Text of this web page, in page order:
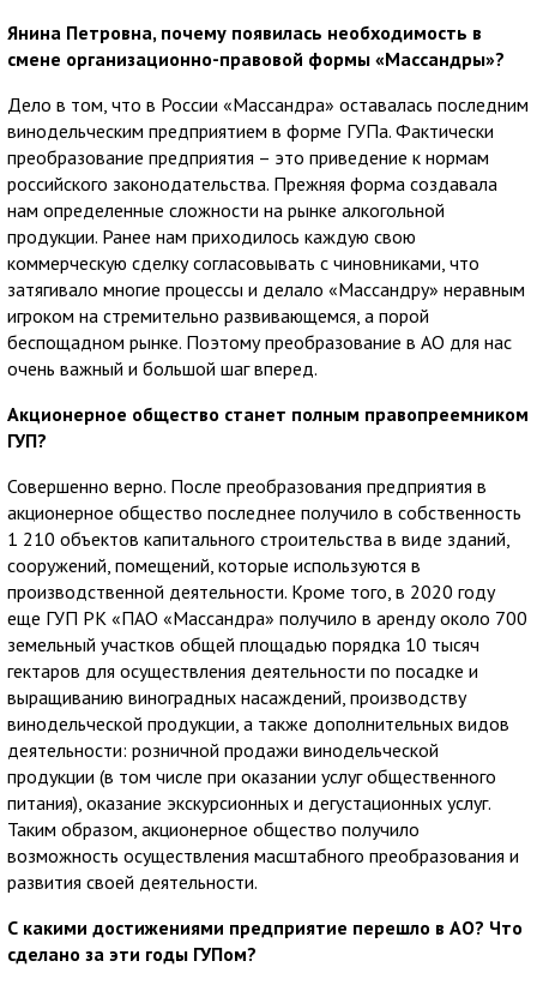
Янина Петровна, почему появилась необходимость в
смене организационно-правовой формы «Массандры»?
Дело в том, что в России «Массандра» оставалась последним
винодельческим предприятием в форме ГУПа. Фактически
преобразование предприятия – это приведение к нормам
российского законодательства. Прежняя форма создавала
нам определенные сложности на рынке алкогольной
продукции. Ранее нам приходилось каждую свою
коммерческую сделку согласовывать с чиновниками, что
затягивало многие процессы и делало «Массандру» неравным
игроком на стремительно развивающемся, а порой
беспощадном рынке. Поэтому преобразование в АО для нас
очень важный и большой шаг вперед.
Акционерное общество станет полным правопреемником
ГУП?
Совершенно верно. После преобразования предприятия в
акционерное общество последнее получило в собственность
1 210 объектов капитального строительства в виде зданий,
сооружений, помещений, которые используются в
производственной деятельности. Кроме того, в 2020 году
еще ГУП РК «ПАО «Массандра» получило в аренду около 700
земельный участков общей площадью порядка 10 тысяч
гектаров для осуществления деятельности по посадке и
выращиванию виноградных насаждений, производству
винодельческой продукции, а также дополнительных видов
деятельности: розничной продажи винодельческой
продукции (в том числе при оказании услуг общественного
питания), оказание экскурсионных и дегустационных услуг.
Таким образом, акционерное общество получило
возможность осуществления масштабного преобразования и
развития своей деятельности.
С какими достижениями предприятие перешло в АО? Что
сделано за эти годы ГУПом?